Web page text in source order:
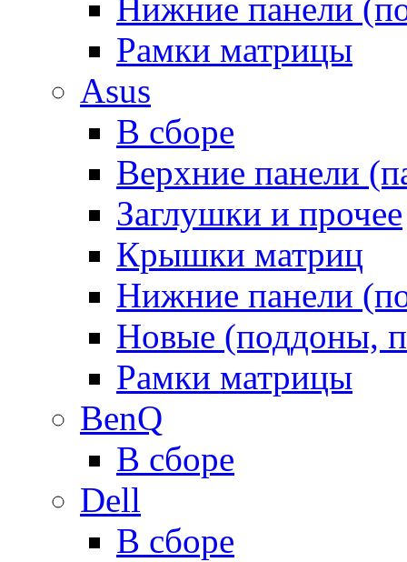
Нижние панели
Рамки матрицы
Asus
В сборе
Верхние панели
Заглушки и прочее
Крышки матриц
Нижние панели
Новые (поддоны,
Рамки матрицы
BenQ
В сборе
Dell
В сборе